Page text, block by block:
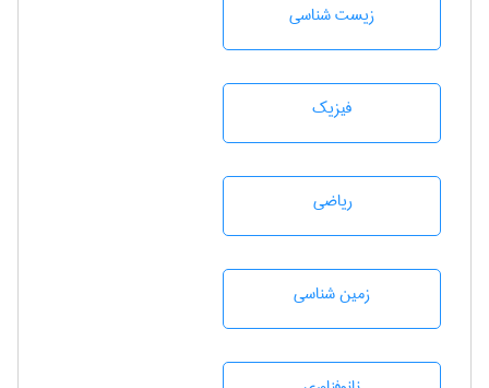
زيست شناسی
فیزیک
رياضی
زمين شناسی